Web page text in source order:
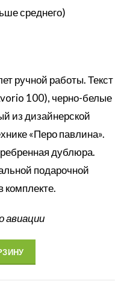
среднего)
ручной работы. Текст
100), черно-белые
из дизайнерской
«Перо павлина».
дублюра.
подарочной
комплекте.
авиации